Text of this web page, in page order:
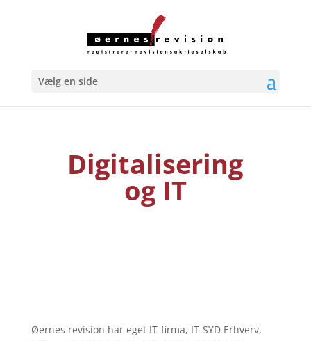
Vælg en side
Digitalisering
og IT
Øernes revision har eget IT-firma, IT-SYD Erhverv,